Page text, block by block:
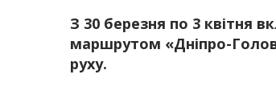
З 30 березня по 3 квітня
маршрутом «Дніпро-
руху.